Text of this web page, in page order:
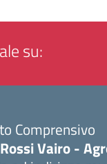
su:
Comprensivo
Vairo -